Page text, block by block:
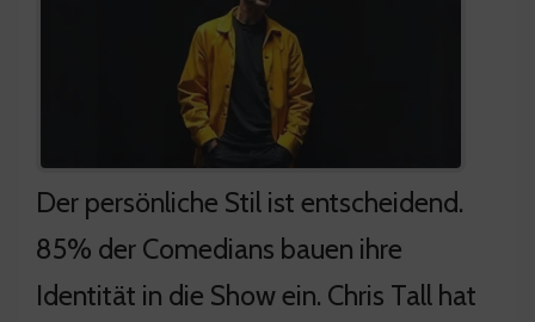
Der persönliche Stil ist entscheidend.
85% der Comedians bauen ihre
Identität in die Show ein. Chris Tall hat